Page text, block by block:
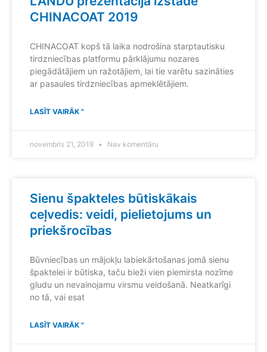
CHINACOAT 2019
CHINACOAT kopš tā laika nodrošina starptautisku
tirdzniecības platformu pārklājumu nozares
piegādātājiem un ražotājiem, lai tie varētu sazināties
ar pasaules tirdzniecības apmeklētājiem.
LASĪT VAIRĀK "
novembris 21, 2019 Nav komentāru
Sienu špakteles būtiskākais
ceļvedis: veidi, pielietojums un
priekšrocības
Būvniecības un mājokļu labiekārtošanas jomā sienu
špaktelei ir būtiska, taču bieži vien piemirsta nozīme
gludu un nevainojamu virsmu veidošanā. Neatkarīgi
no tā, vai esat
LASĪT VAIRĀK "